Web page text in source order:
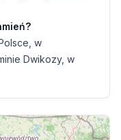
w
Dwikozy, w